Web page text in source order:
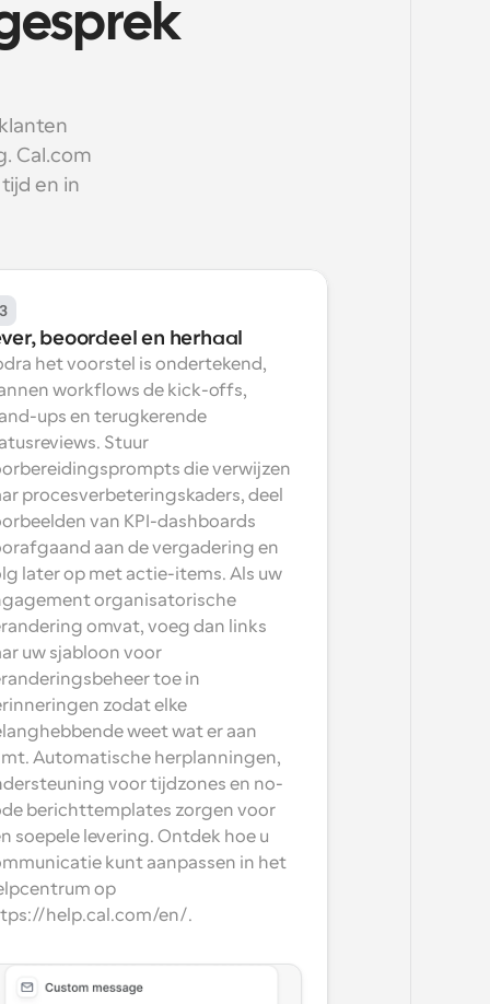
Cal.com
en in
beoordeel en herhaal
het voorstel is ondertekend,
workflows de kick-offs,
ups en terugkerende
Stuur
die verwijzen
procesverbeteringskaders, deel
van KPI-dashboards
aan de vergadering en
later op met actie-items. Als uw
organisatorische
omvat, voeg dan links
uw sjabloon voor
toe in
zodat elke
weet wat er aan
Automatische herplanningen,
voor tijdzones en no-
berichttemplates zorgen voor
soepele levering. Ontdek hoe u
kunt aanpassen in het
op
help.cal.com/en/.